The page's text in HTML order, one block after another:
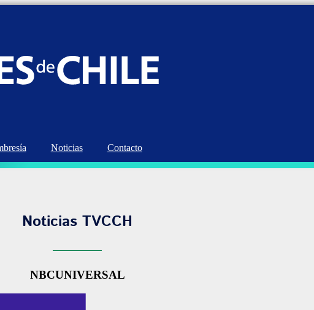
Noticias Contacto
Noticias TVCCH
NBCUNIVERSAL